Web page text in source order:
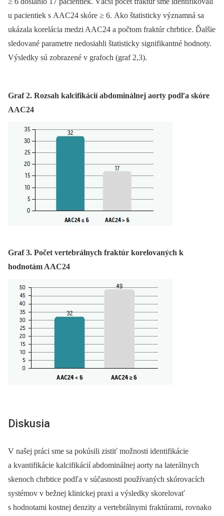
u pacientiek s AAC24 skóre ≥ 6. Ako štatisticky významná sa
ukázala korelácia medzi AAC24 a počtom fraktúr chrbtice. Ďalšie
sledované parametre nedosiahli štatisticky signifikantné hodnoty.
Výsledky sú zobrazené v grafoch (graf 2,3).
Graf 2. Rozsah kalcifikácií abdominálnej aorty podľa skóre
AAC24
Graf 3. Počet vertebrálnych fraktúr korelovaných k
hodnotám AAC24
Diskusia
V našej práci sme sa pokúsili zistiť možnosti identifikácie
a kvantifikácie kalcifikácií abdominálnej aorty na laterálnych
skenoch chrbtice podľa v súčasnosti používaných skórovacích
systémov v bežnej klinickej praxi a výsledky skorelovať
s hodnotami kostnej denzity a vertebrálnymi fraktúrami, rovnako